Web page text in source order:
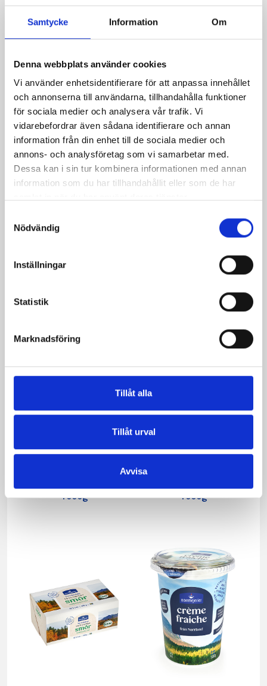
Samtycke Information Om
Denna webbplats använder cookies
Vi använder enhetsidentifierare för att anpassa innehållet
och annonserna till användarna, tillhandahålla funktioner
för sociala medier och analysera vår trafik. Vi
vidarebefordrar även sådana identifierare och annan
information från din enhet till de sociala medier och
annons- och analysföretag som vi samarbetar med.
Dessa kan i sin tur kombinera informationen med annan
information som du har tillhandahållit eller som de har
Nödvändig
Inställningar
Statistik
Marknadsföring
Tillåt alla
Tillåt urval
Avvisa
Mjölken Eko 3%
Mellanmjölk
Mjölk 3% 1 liter
Jordgubbsfil 2,7%
1000g
1000g